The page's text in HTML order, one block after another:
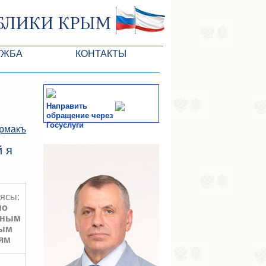
КОНТАКТЫ
я
Направить
обращение через
Госуслуги